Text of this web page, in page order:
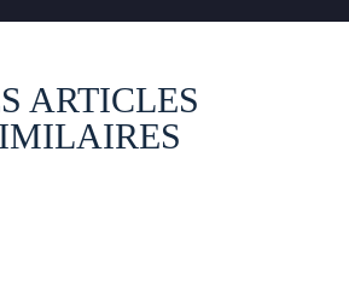
ARTICLES